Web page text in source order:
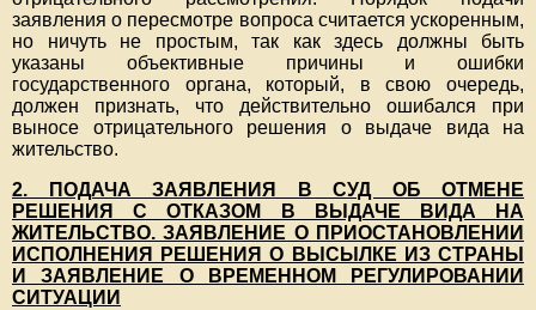
заявления о пересмотре вопроса считается ускоренным,
но ничуть не простым, так как здесь должны быть
указаны объективные причины и ошибки
государственного органа, который, в свою очередь,
должен признать, что действительно ошибался при
выносе отрицательного решения о выдаче вида на
жительство.
2. ПОДАЧА ЗАЯВЛЕНИЯ В СУД ОБ ОТМЕНЕ
РЕШЕНИЯ С ОТКАЗОМ В ВЫДАЧЕ ВИДА НА
ЖИТЕЛЬСТВО. ЗАЯВЛЕНИЕ О ПРИОСТАНОВЛЕНИИ
ИСПОЛНЕНИЯ РЕШЕНИЯ О ВЫСЫЛКЕ ИЗ СТРАНЫ
И ЗАЯВЛЕНИЕ О ВРЕМЕННОМ РЕГУЛИРОВАНИИ
СИТУАЦИИ